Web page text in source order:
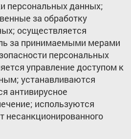
персональных данных;
за обработку
осуществляется
за принимаемыми мерами
персональных
управление доступом к
устанавливаются
антивирусное
используются
несанкционированного